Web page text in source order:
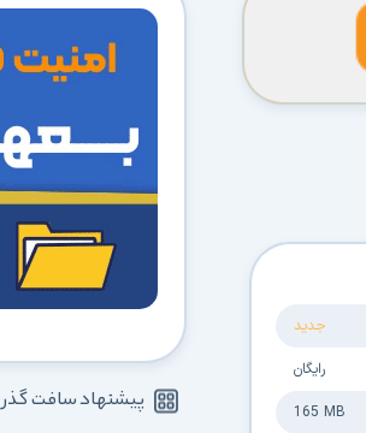
جدید
رایگان
165 MB پیشنهاد سافت گذر